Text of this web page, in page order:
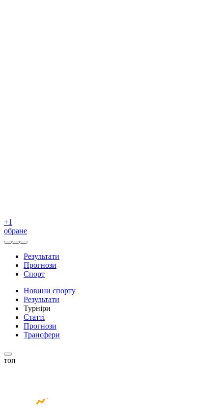
+1
обране
Результати
Прогнози
Спорт
Новини спорту
Результати
Турніри
Статті
Прогнози
Трансфери
топ